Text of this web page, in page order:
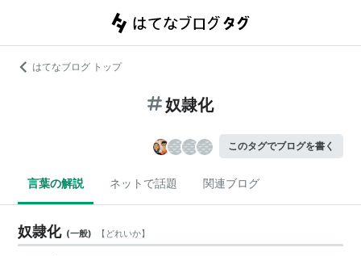
はてなブログ トップ
奴隷化
このタグでブログを書く
言葉の解説 ネットで話題 関連ブログ
奴隷化 (一般) 【どれいか】